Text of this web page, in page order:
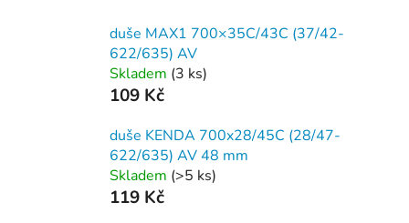
duše MAX1 700×35C/43C (37/42-
622/635) AV
Skladem (3 ks)
109 Kč
duše KENDA 700x28/45C (28/47-
622/635) AV 48 mm
Skladem (>5 ks)
119 Kč